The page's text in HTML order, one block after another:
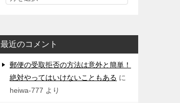
最近のコメント
郵便の受取拒否の方法は意外と簡単！
絶対やってはいけないこともある に
heiwa-777 より